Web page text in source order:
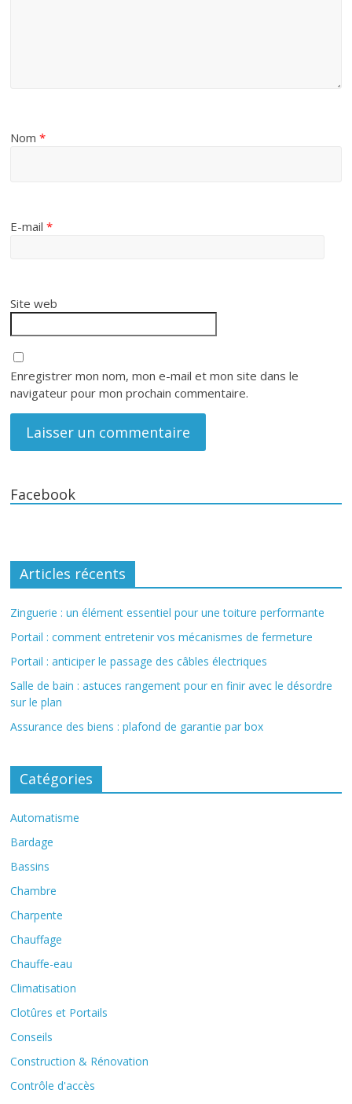
Nom*
E-mail*
Site web
Enregistrer mon nom, mon e-mail et mon site dans le
navigateur pour mon prochain commentaire.
Facebook
Articles récents
Zinguerie : un élément essentiel pour une toiture performante
Portail : comment entretenir vos mécanismes de fermeture
Portail : anticiper le passage des câbles électriques
Salle de bain : astuces rangement pour en finir avec le désordre
sur le plan
Assurance des biens : plafond de garantie par box
Catégories
Automatisme
Bardage
Bassins
Chambre
Charpente
Chauffage
Chauffe-eau
Climatisation
Clotûres et Portails
Conseils
Construction & Rénovation
Contrôle d'accès